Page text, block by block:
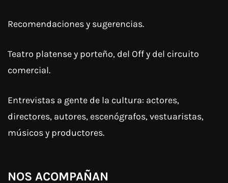
Recomendaciones y sugerencias.
Teatro platense y porteño, del Off y del circuito
comercial.
Entrevistas a gente de la cultura: actores,
directores, autores, escenógrafos, vestuaristas,
músicos y productores.
NOS ACOMPAÑAN